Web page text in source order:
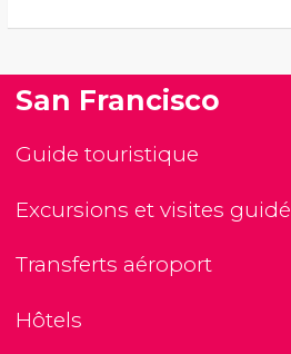
San Francisco
Guide touristique
Excursions et visites
Transferts aéroport
Hôtels